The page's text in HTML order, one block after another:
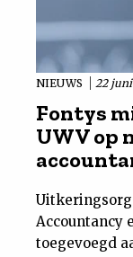
NIEUWS 22
Fontys
UWV op
Accountancy
toegevoegd